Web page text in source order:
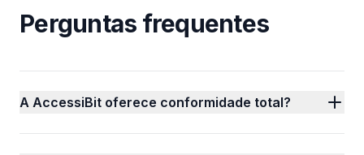
Perguntas frequentes
A AccessiBit oferece conformidade total?